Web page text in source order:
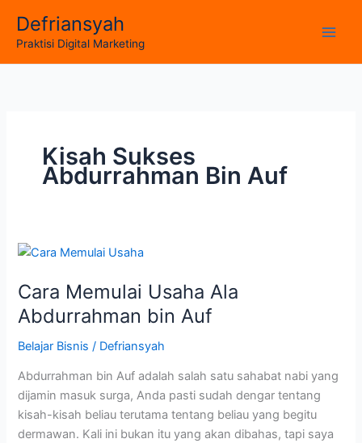
content
Defriansyah
Praktisi Digital Marketing
Kisah Sukses
Abdurrahman Bin Auf
Cara Memulai Usaha Ala
Abdurrahman bin Auf
Belajar Bisnis / Defriansyah
Abdurrahman bin Auf adalah salah satu sahabat nabi yang
dijamin masuk surga, Anda pasti sudah dengar tentang
kisah-kisah beliau terutama tentang beliau yang begitu
dermawan. Kali ini bukan itu yang akan dibahas, tapi saya